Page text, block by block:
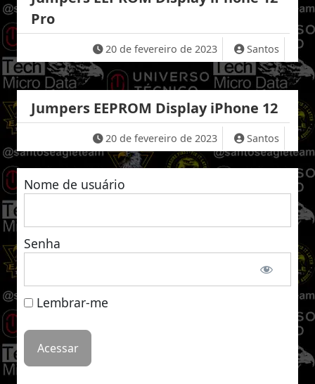
Pro
20 de fevereiro de 2023 Santos
Jumpers EEPROM Display iPhone 12
20 de fevereiro de 2023 Santos
Nome de usuário
Senha
Lembrar-me